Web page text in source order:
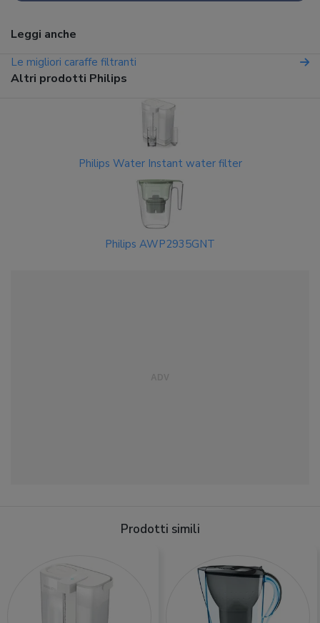
Leggi anche
Le migliori caraffe filtranti
Altri prodotti Philips
Philips Water Instant water filter
Philips AWP2935GNT
Prodotti simili